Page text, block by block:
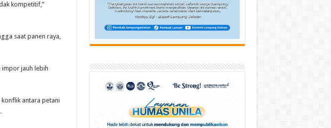
kompetitif,”
saat panen raya,
impor jauh lebih
antara petani